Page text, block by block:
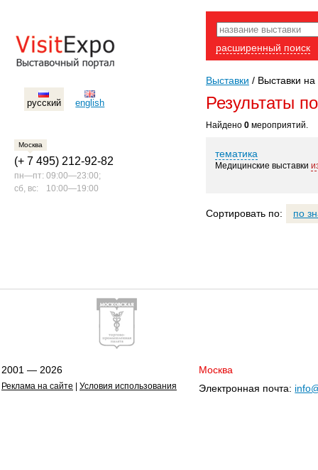
русский english
Москва
(+ 7 495) 212-92-82
пн—пт: 09:00—23:00;
сб, вс:
10:00—19:00
расширенный поиск
Выставки / Выставки на
Результаты
Найдено 0 мероприятий.
тематика
Медицинские выставки
Сортировать по: по
2001 — 2026
Реклама на сайте Условия использования
Москва
Электронная почта: